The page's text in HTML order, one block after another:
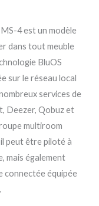
4 est un modèle
dans tout meuble
BluOS
sur le réseau local
services de
Deezer, Qobuz et
multiroom
peut être piloté à
mais également
connectée équipée